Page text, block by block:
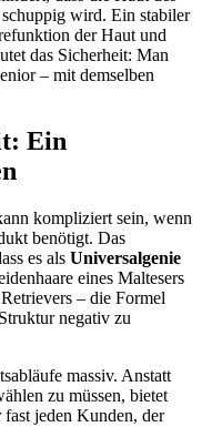
wird. Ein stabiler
der Haut und
das Sicherheit: Man
– mit demselben
Ein
kompliziert sein, wenn
benötigt. Das
es als Universalgenie
eines Maltesers
– die Formel
negativ zu
massiv. Anstatt
zu müssen, bietet
jeden Kunden, der